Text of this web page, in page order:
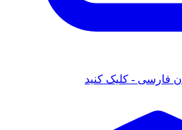
فارسی - کلیک کنید